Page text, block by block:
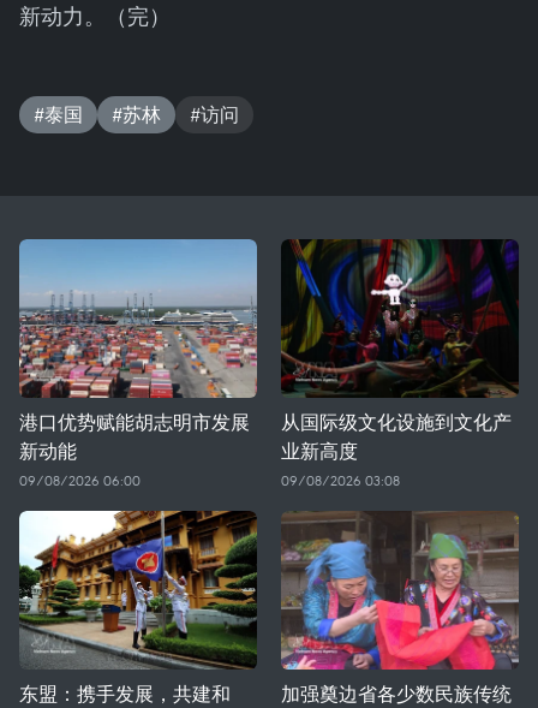
新动力。（完）
#泰国 #苏林 #访问
港口优势赋能胡志明市发展
新动能
09/08/2026 06:00
从国际级文化设施到文化产
业新高度
09/08/2026 03:08
东盟：携手发展，共建和
加强奠边省各少数民族传统